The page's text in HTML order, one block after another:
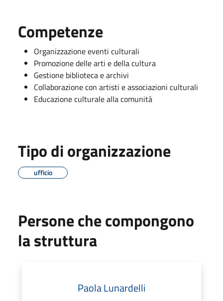
Competenze
Organizzazione eventi culturali
Promozione delle arti e della cultura
Gestione biblioteca e archivi
Collaborazione con artisti e associazioni culturali
Educazione culturale alla comunità
Tipo di organizzazione
ufficio
Persone che compongono
la struttura
Paola Lunardelli